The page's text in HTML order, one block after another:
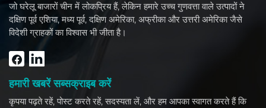
जो घरेलू बाजारों चीन में लोकप्रिय हैं, लेकिन हमारे उच्च गुणवत्ता वाले उत्पादों ने
दक्षिण पूर्व एशिया, मध्य पूर्व, दक्षिण अमेरिका, अफ्रीका और उत्तरी अमेरिका जैसे
विदेशी ग्राहकों का विश्वास भी जीता है।
हमारी खबरें सब्सक्राइब करें
कृपया पढ़ते रहें, पोस्ट करते रहें, सदस्यता लें, और हम आपका स्वागत करते हैं कि